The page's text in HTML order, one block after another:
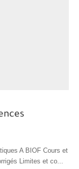
solide
A BIOF Cours et
Limites et co...